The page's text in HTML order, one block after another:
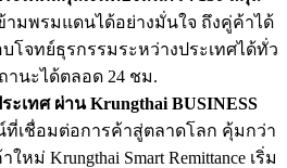
ามพรมแดนได้อย่างมั่นใจ ถึงคู่ค้าได้
โจทย์ธุรกรรมระหว่างประเทศได้ทั่ว
นะได้ตลอด 24 ชม.
ะเทศ ผ่านKrungthai BUSINESS
เชื่อมต่อการค้าสู่ตลาดโลก คุ้มกว่า
หม่ Krungthai Smart Remittance เริ่ม